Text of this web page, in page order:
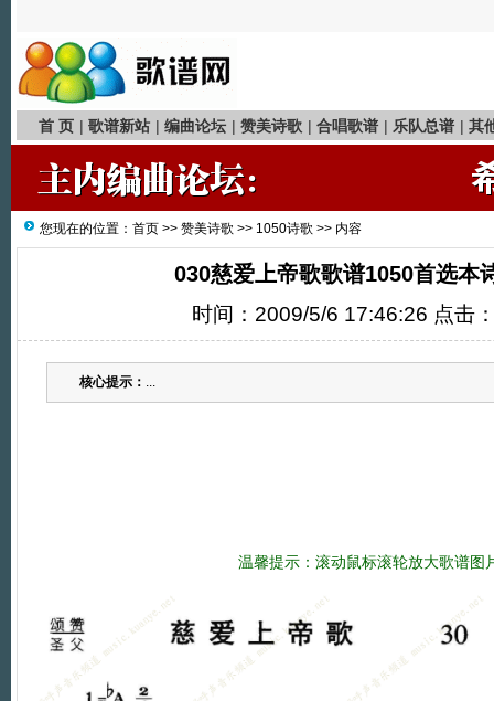
首 页 | 歌谱新站 | 编曲论坛 | 赞美诗歌 | 合唱歌谱 | 乐队总谱 | 其
您现在的位置： 首页 >> 赞美诗歌 >> 1050诗歌 >> 内容
030慈爱上帝歌歌谱1050首选本
时间：2009/5/6 17:46:26 点击
核心提示： ...
温馨提示：滚动鼠标滚轮放大歌谱图